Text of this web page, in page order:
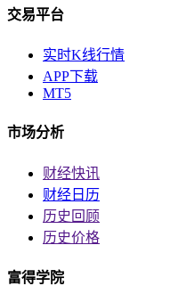
交易平台
实时K线行情
APP下载
MT5
市场分析
财经快讯
财经日历
历史回顾
历史价格
富得学院